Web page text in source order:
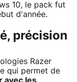
10, le pack fut
d'année.
précision
Razer
qui permet de
avec les